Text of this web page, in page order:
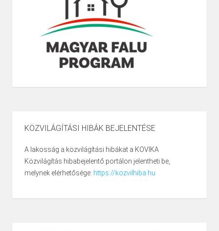
KÖZVILÁGÍTÁSI HIBÁK BEJELENTÉSE
A lakosság a közvilágítási hibákat a KOVIKA
Közvilágítás hibabejelentő portálon jelentheti be,
melynek elérhetősége: https://kozvilhiba.hu